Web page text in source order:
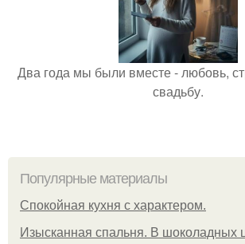
Два года мы были вместе - любовь,
свадьбу.
Популярные материалы
Спокойная кухня с характером.
Изысканная спальня. В шоколадных